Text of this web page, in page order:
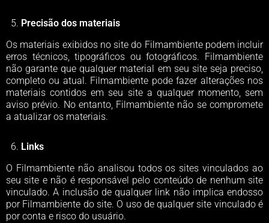
Precisão dos materiais
Os materiais exibidos no site do Filmambiente podem incluir
erros técnicos, tipográficos ou fotográficos. Filmambiente
não garante que qualquer material em seu site seja preciso,
completo ou atual. Filmambiente pode fazer alterações nos
materiais contidos em seu site a qualquer momento, sem
aviso prévio. No entanto, Filmambiente não se compromete
a atualizar os materiais.
Links
O Filmambiente não analisou todos os sites vinculados ao
seu site e não é responsável pelo conteúdo de nenhum site
vinculado. A inclusão de qualquer link não implica endosso
por Filmambiente do site. O uso de qualquer site vinculado é
por conta e risco do usuário.